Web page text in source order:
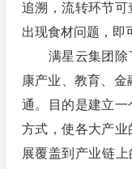
追溯，流转环节可
出现食材问题，即
满星云集团除
康产业、教育、
通。目的是建立
方式，使各大产
展覆盖到产业链